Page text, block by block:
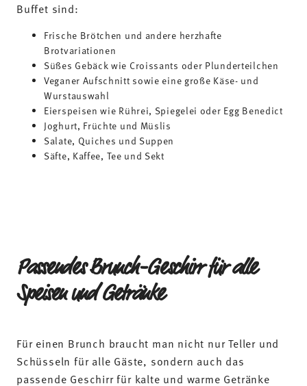
Säfte, Kaffee, Tee und Sekt
Passendes Brunch-Geschirr für alle
Speisen und Getränke
vielen verschiedenen Speisen. Unterschiedliche
Gerichte und Beilagen verlangen nach Geschirr in
geeigneter Form und Größe.
überlegen, wie du Leckereien servieren kannst. Für
einen stilvollen Brunch braucht man: